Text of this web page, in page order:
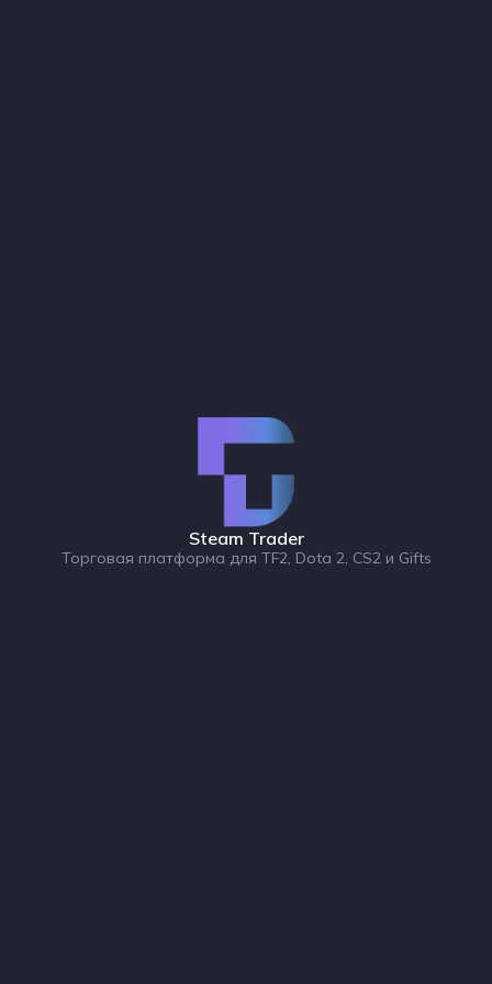
Steam Trader
Торговая платформа для TF2, Dota 2, CS2 и Gifts